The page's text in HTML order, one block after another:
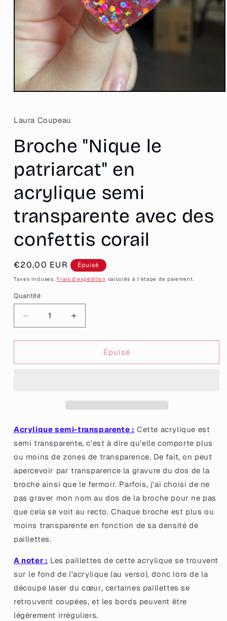
Ouvrir
1
dans
fenêtre
modale
Laura Coupeau
Broche "Nique le
patriarcat" en
acrylique semi
transparente avec des
confettis corail
Prix
habituel
€20,00 EUR Épuisé
Taxes incluses. Frais d'expédition calculés à l'étape de paiement.
Quantité
Quantité
Réduire
la
quantité
Broche
semi
avec
des
confettis
corail
Augmenter
la
quantité
Broche
semi
avec
des
confettis
corail
Épuisé
Acrylique semi-transparente : Cette acrylique est
semi transparente, c'est à dire qu'elle comporte plus
ou moins de zones de transparence. De fait, on peut
apercevoir par transparence la gravure du dos de la
broche ainsi que le fermoir. Parfois, j'ai choisi de ne
pas graver mon nom au dos de la broche pour ne pas
que cela se voit au recto. Chaque broche est plus ou
moins transparente en fonction de sa densité de
paillettes.
A noter : Les paillettes de cette acrylique se trouvent
sur le fond de l'acrylique (au verso), donc lors de la
découpe laser du cœur, certaines paillettes se
retrouvent coupées, et les bords peuvent être
légèrement irréguliers.